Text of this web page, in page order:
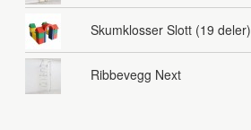
Skumklosser Slott (19 deler)
Ribbevegg Next